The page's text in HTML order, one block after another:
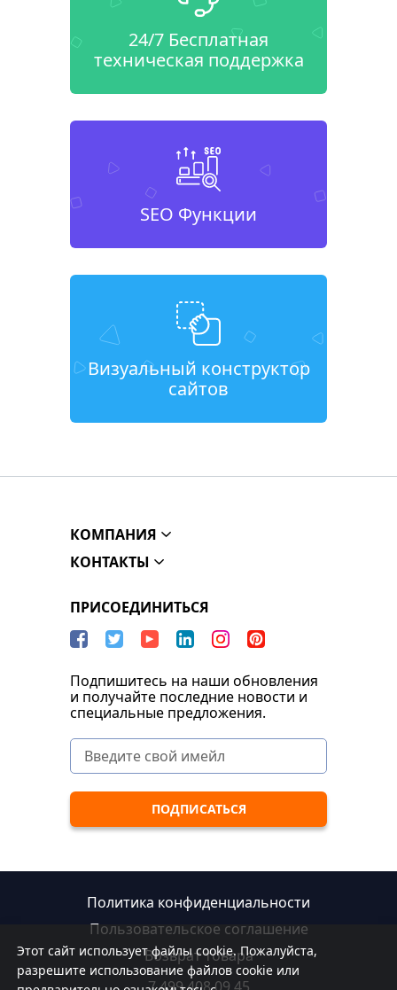
24/7 Бесплатная
техническая поддержка
SEO Функции
Визуальный конструктор
сайтов
Этот сайт использует файлы cookie. Пожалуйста,
разрешите использование файлов cookie или
КОМПАНИЯ
КОНТАКТЫ
ПРИСОЕДИНИТЬСЯ
Подпишитесь на наши обновления
и получайте последние новости и
специальные предложения.
Политика конфиденциальности
Пользовательское соглашение
Возврат товара